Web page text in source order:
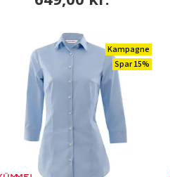
Kampagne
Spar 15%